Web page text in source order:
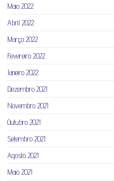
Maio 2022
Abril 2022
Março 2022
Fevereiro 2022
Janeiro 2022
Dezembro 2021
Novembro 2021
Outubro 2021
Setembro 2021
Agosto 2021
Maio 2021